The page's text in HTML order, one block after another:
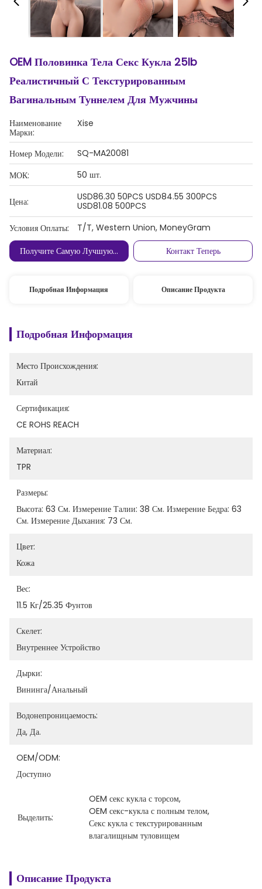
OEM Половинка Тела Секс Кукла 25lb
Реалистичный С Текстурированным
Вагинальным Туннелем Для Мужчины
Наименование
Марки:
Xise
Номер Модели:
SQ-MA20081
МОК:
50 шт.
Цена:
USD86.30 50PCS USD84.55 300PCS
USD81.08 500PCS
Условия Оплаты:
T/T, Western Union, MoneyGram
Получите Самую Лучшую Цену
Контакт Теперь
Подробная Информация Описание Продукта
Подробная Информация
Место Происхождения:
Китай
Сертификация:
CE ROHS REACH
Материал:
TPR
Размеры:
Высота: 63 См. Измерение Талии: 38 См. Измерение Бедра: 63
См. Измерение Дыхания: 73 См.
Цвет:
Кожа
Вес:
11.5 Кг/25.35 Фунтов
Скелет:
Внутреннее Устройство
Дырки:
Вининга/анальный
Водонепроницаемость:
Да, Да.
OEM/ODM:
Доступно
Выделить:
OEM секс кукла с торсом,
OEM секс-кукла с полным телом,
Секс кукла с текстурированным
влагалищным туловищем
Описание Продукта